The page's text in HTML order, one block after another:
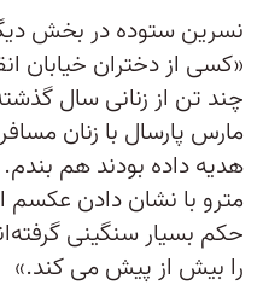
نسرین ستوده در بخش
«کسی از دختران خیابان
مارس پارسال با زنان
هدیه داده بودند هم
مترو با نشان دادن عکسم
حکم بسیار سنگینی
را بیش از پیش می کند.»